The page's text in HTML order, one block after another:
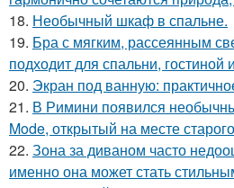
18. Необычный шкаф в спальне.
19. Бра с мягким, рассеянным
подходит для спальни, гостиной
20. Экран под ванную:
21. В Римини появился
Mode, открытый на месте
22. Зона за диваном часто
именно она может стать